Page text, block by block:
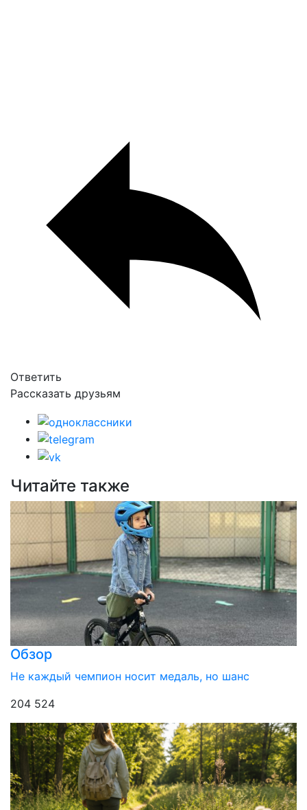
Ответить
Рассказать друзьям
Читайте также
Обзор
Не каждый чемпион носит медаль, но шанс
204 524